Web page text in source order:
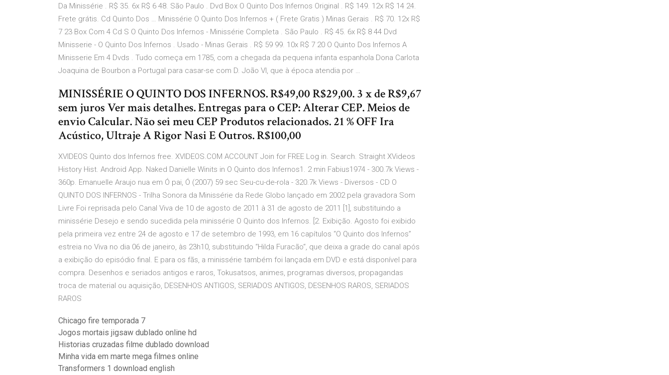
Da Minissérie . R$ 35. 6x R$ 6 48. São Paulo . Dvd Box O Quinto Dos Infernos Original . R$ 149. 12x R$ 14 24.
Frete grátis. Cd Quinto Dos … Minissérie O Quinto Dos Infernos + ( Frete Gratis ) Minas Gerais . R$ 70. 12x R$
7 23 Box Com 4 Cd S O Quinto Dos Infernos - Minissérie Completa . São Paulo . R$ 45. 6x R$ 8 44 Dvd
Minisserie - O Quinto Dos Infernos . Usado - Minas Gerais . R$ 59 99. 10x R$ 7 20 O Quinto Dos Infernos A
Minisserie Em 4 Dvds . Tudo começa em 1785, com a chegada da pequena infanta espanhola Dona Carlota
Joaquina de Bourbon a Portugal para casar-se com D. João VI, que à época atendia por …
MINISSÉRIE O QUINTO DOS INFERNOS. R$49,00 R$29,00. 3 x de R$9,67
sem juros Ver mais detalhes. Entregas para o CEP: Alterar CEP. Meios de
envio Calcular. Não sei meu CEP Produtos relacionados. 21 % OFF Ira
Acústico, Ultraje A Rigor Nasi E Outros. R$100,00
XVIDEOS Quinto dos Infernos free. XVIDEOS.COM ACCOUNT Join for FREE Log in. Search. Straight XVideos
History Hist. Android App. Naked Danielle Winits in O Quinto dos Infernos1. 2 min Fabius1974 - 300.7k Views -
360p. Emanuelle Araujo nua em Ó pai, Ó (2007) 59 sec Seu-cu-de-rola - 320.7k Views - Diversos - CD O
QUINTO DOS INFERNOS - Trilha Sonora da Minissérie da Rede Globo lançado em 2002 pela gravadora Som
Livre Foi reprisada pelo Canal Viva de 10 de agosto de 2011 à 31 de agosto de 2011 [1], substituindo a
minissérie Desejo e sendo sucedida pela minissérie O Quinto dos Infernos. [2. Exibição. Agosto foi exibido
pela primeira vez entre 24 de agosto e 17 de setembro de 1993, em 16 capítulos “O Quinto dos Infernos”
estreia no Viva no dia 06 de janeiro, às 23h10, substituindo “Hilda Furacão“, que deixa a grade do canal após
a exibição do episódio final. E para os fãs, a minissérie também foi lançada em DVD e está disponível para
compra. Desenhos e seriados antigos e raros, Tokusatsos, animes, programas diversos, propagandas
troca de material ou aquisição, DESENHOS ANTIGOS, SERIADOS ANTIGOS, DESENHOS RAROS, SERIADOS
RAROS
Chicago fire temporada 7
Jogos mortais jigsaw dublado online hd
Historias cruzadas filme dublado download
Minha vida em marte mega filmes online
Transformers 1 download english